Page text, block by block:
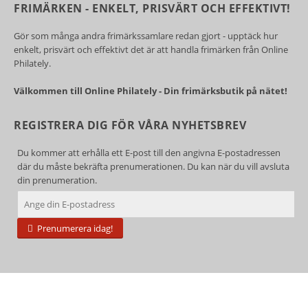
FRIMÄRKEN - ENKELT, PRISVÄRT OCH EFFEKTIVT!
Gör som många andra frimärkssamlare redan gjort - upptäck hur
enkelt, prisvärt och effektivt det är att handla frimärken från Online
Philately.
Välkommen till Online Philately - Din frimärksbutik på nätet!
REGISTRERA DIG FÖR VÅRA NYHETSBREV
Du kommer att erhålla ett E-post till den angivna E-postadressen
där du måste bekräfta prenumerationen. Du kan när du vill avsluta
din prenumeration.
Prenumerera idag!